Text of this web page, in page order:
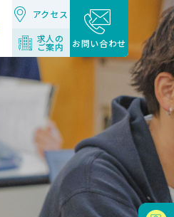
アクセス
求人の
ご案内 お問い合わせ